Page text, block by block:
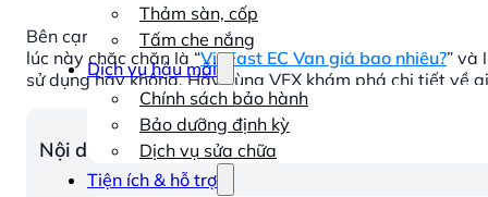
Thảm sàn, cốp
Tấm che nắng
Dịch vụ hậu mãi
Chính sách bảo hành
Bảo dưỡng định kỳ
Dịch vụ sửa chữa
Tiện ích & hỗ trợ
Bên cạnh những quan tâm về thông số kỹ thuật và thiết
lúc này chắc chắn là “VinFast EC Van giá bao nhiêu?” và
sử dụng hay không. Hãy cùng VFX khám phá chi tiết về
Nội dung chính